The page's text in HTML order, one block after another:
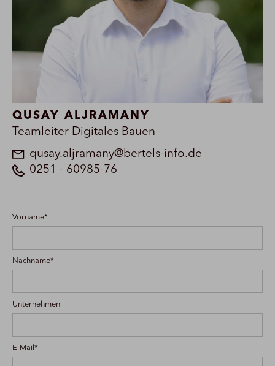
QUSAY ALJRAMANY
Teamleiter Digitales Bauen
qusay.aljramany@bertels-info.de
0251 - 60985-76
Vorname*
Nachname*
Unternehmen
E-Mail*